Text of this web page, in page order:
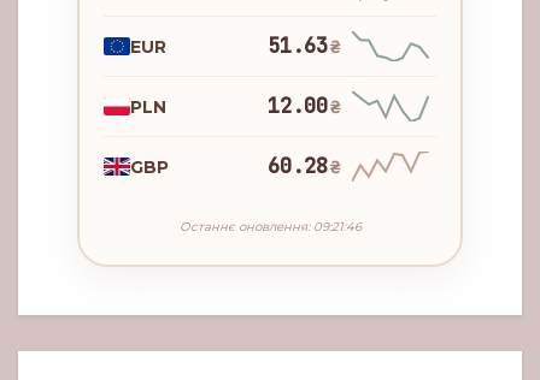
EUR 51.63₴
PLN 12.00₴
GBP 60.28₴
Останнє оновлення: 09:21:46